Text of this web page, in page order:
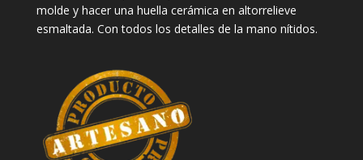
molde y hacer una huella cerámica en altorrelieve
esmaltada. Con todos los detalles de la mano nítidos.